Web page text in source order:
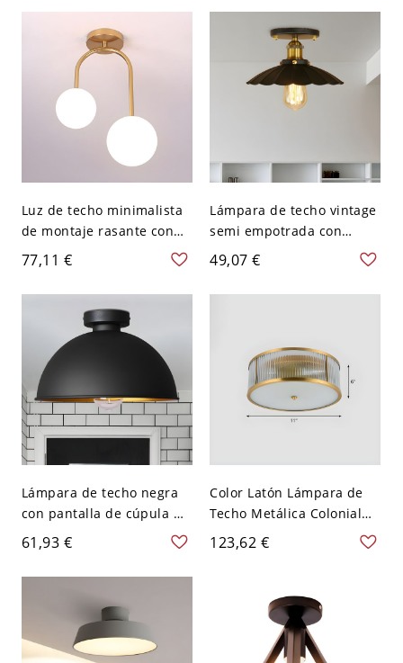
LED/Incandescente/Fluore
scente - 110 A 120 V
Luz de techo minimalista
de montaje rasante con
globo de vidrio para
pasillo semi montado -
Dorado 110 A 120 V
Blanco leche
77,11 €
Lámpara de techo vintage
semi empotrada con
borde festoneado, una
bombilla, iluminación
metálica empotrada en
49,07 €
Lámpara de techo negra
con pantalla de cúpula de
metal para montaje
empotrado de 1 luz en
almacén - 110 A 120 V
61,93 €
Color Latón Lámpara de
Techo Metálica Colonial
Plafón con Pantalla de
Vidrio de Tambor para
123,62 €